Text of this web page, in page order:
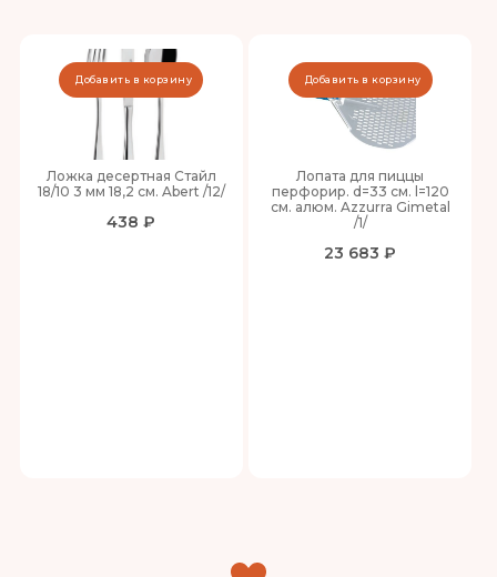
Ложка десертная Стайл
18/10 3 мм 18,2 см. Abert /12/
438 ₽
Добавить в корзину
Лопата для пиццы
перфорир. d=33 см. l=120
см. алюм. Azzurra Gimetal
/1/
23 683 ₽
Добавить в корзину